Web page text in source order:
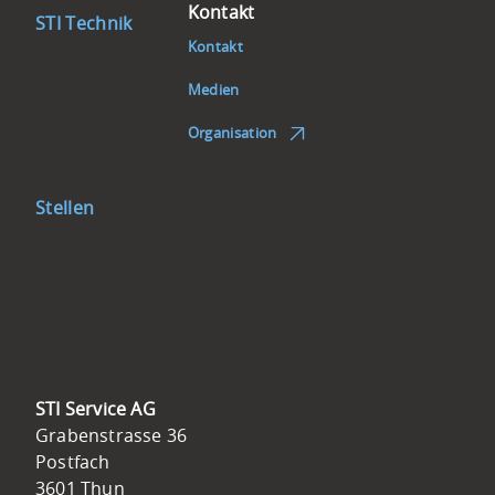
STI Technik Kontakt
Kontakt
Medien
Organisation
Stellen
STI Service AG
Grabenstrasse 36
Postfach
3601 Thun